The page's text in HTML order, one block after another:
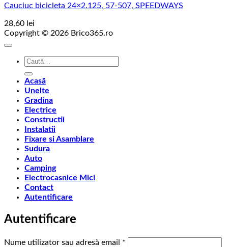
Cauciuc bicicleta 24×2.125, 57-507, SPEEDWAYS
28,60 lei
Copyright © 2026 Brico365.ro
Caută
Acasă
Unelte
Gradina
Electrice
Constructii
Instalatii
Fixare si Asamblare
Sudura
Auto
Camping
Electrocasnice Mici
Contact
Autentificare
Autentificare
Nume utilizator sau adresă email *